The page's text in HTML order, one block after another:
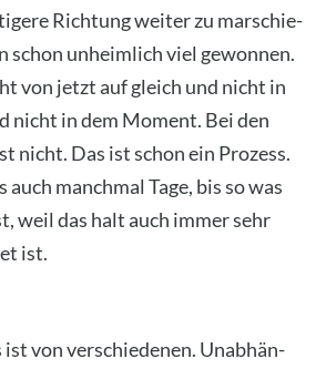
Rich­tung wei­ter zu mar­schie­
schon unheim­lich viel gewon­nen.
von jetzt auf gleich und nicht in
nicht in dem Moment. Bei den
nicht. Das ist schon ein Pro­zess.
auch manch­mal Tage, bis so was
weil das halt auch immer sehr
ist.
ist von ver­schie­de­nen. Unab­hän­